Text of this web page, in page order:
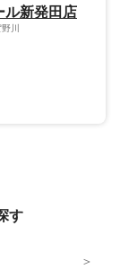
新発田店
川
す